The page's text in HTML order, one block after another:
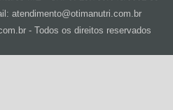
atendimento@otimanutri.com.br
- Todos os direitos reservados